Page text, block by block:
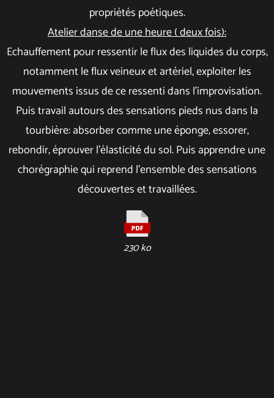
propriétés poétiques.
Atelier danse de une heure ( deux fois):
Echauffement pour ressentir le flux des liquides du corps,
notamment le flux veineux et artériel, exploiter les
mouvements issus de ce ressenti dans l’improvisation.
Puis travail autours des sensations pieds nus dans la
tourbière: absorber comme une éponge, essorer,
rebondir, éprouver l’élasticité du sol. Puis apprendre une
chorégraphie qui reprend l’ensemble des sensations
découvertes et travaillées.
230 ko